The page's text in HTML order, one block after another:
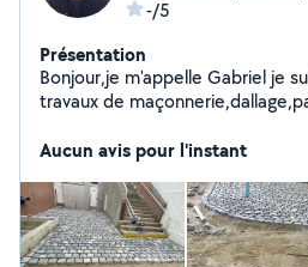
-/5
Présentation
Bonjour,je m'appelle Gabriel je
travaux de
Aucun avis pour l'instant